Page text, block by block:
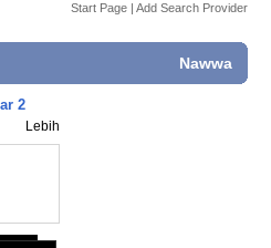
Start Page | Add Search Provider
Nawwa
2
Lebih